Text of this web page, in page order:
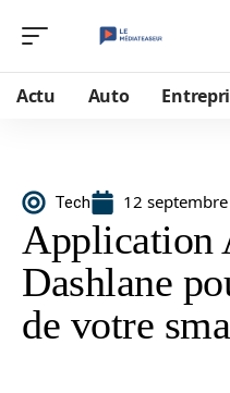
Actu Auto
Tech 12
Application
Dashlane
de votre